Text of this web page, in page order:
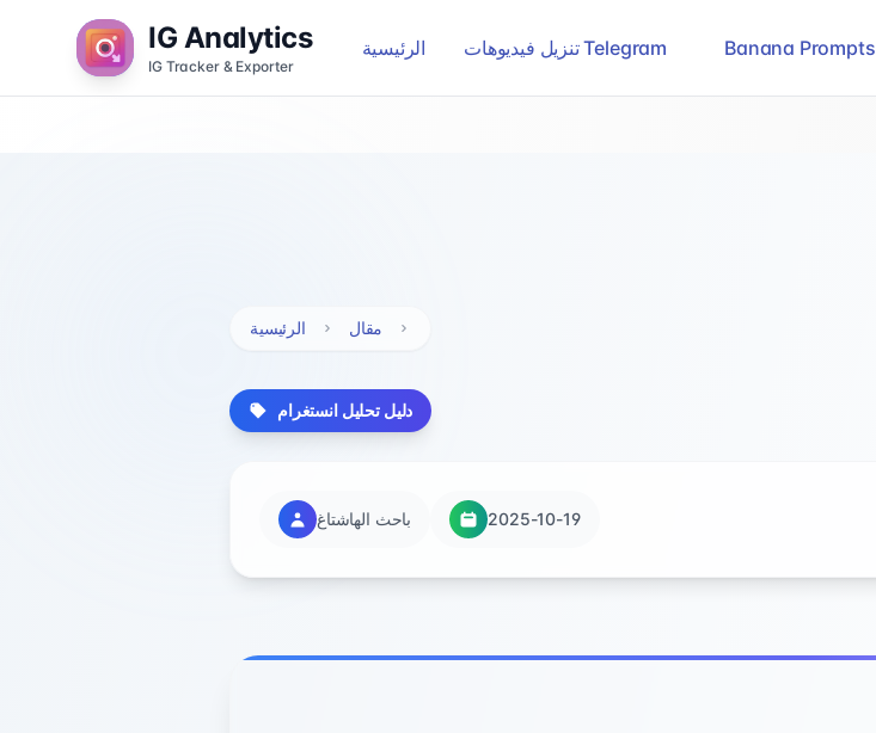
IG Analytics
IG Tracker & Exporter
الرئيسية تنزيل فيديوهات Telegram Banana Prompts
الرئيسية مقال
دليل تحليل انستغرام
باحث الهاشتاغ 2025-10-19